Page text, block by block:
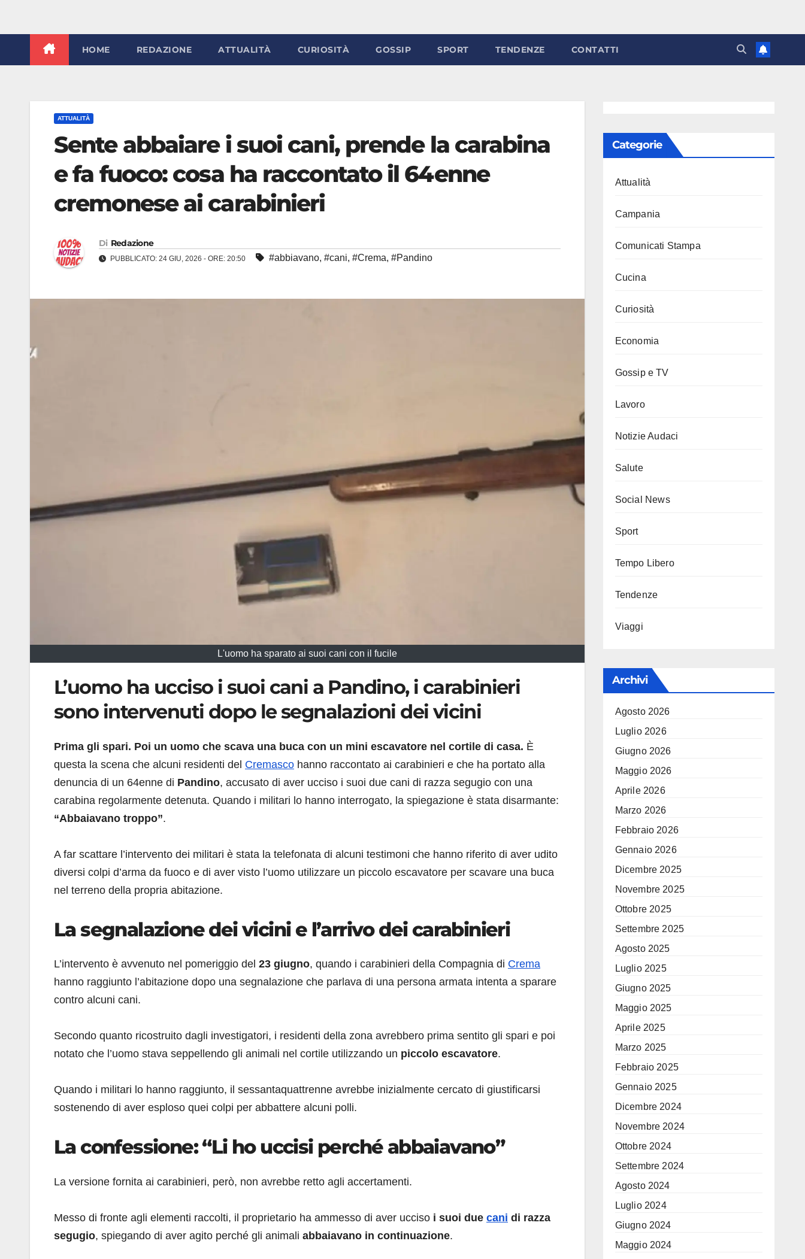
HOME REDAZIONE ATTUALITÀ CURIOSITÀ GOSSIP SPORT TENDENZE CONTATTI
ATTUALITÀ
Sente abbaiare i suoi cani, prende la carabina
e fa fuoco: cosa ha raccontato il 64enne
cremonese ai carabinieri
Di Redazione
PUBBLICATO: 24 GIU, 2026 - ORE: 20:50 #abbiavano, #cani, #Crema, #Pandino
L'uomo ha sparato ai suoi cani con il fucile
L’uomo ha ucciso i suoi cani a Pandino, i carabinieri
sono intervenuti dopo le segnalazioni dei vicini
Prima gli spari. Poi un uomo che scava una buca con un mini escavatore nel cortile di casa. È
questa la scena che alcuni residenti del Cremasco hanno raccontato ai carabinieri e che ha portato alla
denuncia di un 64enne di Pandino, accusato di aver ucciso i suoi due cani di razza segugio con una
carabina regolarmente detenuta. Quando i militari lo hanno interrogato, la spiegazione è stata disarmante:
“Abbaiavano troppo”.
A far scattare l’intervento dei militari è stata la telefonata di alcuni testimoni che hanno riferito di aver udito
diversi colpi d’arma da fuoco e di aver visto l’uomo utilizzare un piccolo escavatore per scavare una buca
nel terreno della propria abitazione.
La segnalazione dei vicini e l’arrivo dei carabinieri
L’intervento è avvenuto nel pomeriggio del 23 giugno, quando i carabinieri della Compagnia di Crema
hanno raggiunto l’abitazione dopo una segnalazione che parlava di una persona armata intenta a sparare
contro alcuni cani.
Secondo quanto ricostruito dagli investigatori, i residenti della zona avrebbero prima sentito gli spari e poi
notato che l’uomo stava seppellendo gli animali nel cortile utilizzando un piccolo escavatore.
Quando i militari lo hanno raggiunto, il sessantaquattrenne avrebbe inizialmente cercato di giustificarsi
sostenendo di aver esploso quei colpi per abbattere alcuni polli.
La confessione: “Li ho uccisi perché abbaiavano”
La versione fornita ai carabinieri, però, non avrebbe retto agli accertamenti.
Messo di fronte agli elementi raccolti, il proprietario ha ammesso di aver ucciso i suoi due cani di razza
segugio, spiegando di aver agito perché gli animali abbaiavano in continuazione.
Categorie
Attualità
Campania
Comunicati Stampa
Cucina
Curiosità
Economia
Gossip e TV
Lavoro
Notizie Audaci
Salute
Social News
Sport
Tempo Libero
Tendenze
Viaggi
Archivi
Agosto 2026
Luglio 2026
Giugno 2026
Maggio 2026
Aprile 2026
Marzo 2026
Febbraio 2026
Gennaio 2026
Dicembre 2025
Novembre 2025
Ottobre 2025
Settembre 2025
Agosto 2025
Luglio 2025
Giugno 2025
Maggio 2025
Aprile 2025
Marzo 2025
Febbraio 2025
Gennaio 2025
Dicembre 2024
Novembre 2024
Ottobre 2024
Settembre 2024
Agosto 2024
Luglio 2024
Giugno 2024
Maggio 2024